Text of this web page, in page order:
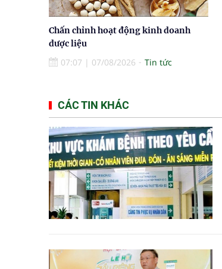
Chấn chỉnh hoạt động kinh doanh
dược liệu
07:07 | 07/08/2026 Tin tức
CÁC TIN KHÁC